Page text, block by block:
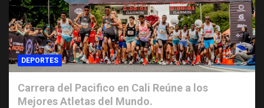
DEPORTES
Carrera del Pacifico en Cali Reúne a los
Mejores Atletas del Mundo.